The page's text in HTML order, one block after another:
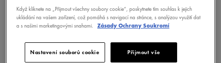
POUŽITÍ
Když kliknete na „Přijmout všechny soubory cookie“, poskytnete tím souhlas k jejich
ukládání na vašem zařízení, což pomáhá s navigací na stránce, s analýzou využití dat
a s našimi marketingovými snahami.
Zásady Ochrany Soukromí
Nastavení souborů cookie Přijmout vše